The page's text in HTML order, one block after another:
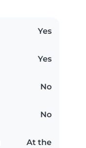
Yes
Yes
No
No
At the